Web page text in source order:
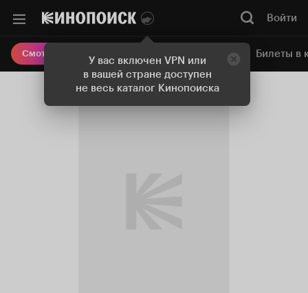
У вас включен VPN или
в вашей стране доступен
не весь каталог Кинопоиска
Войти
Смотреть кино Онлайн-кинотеатр Билеты в